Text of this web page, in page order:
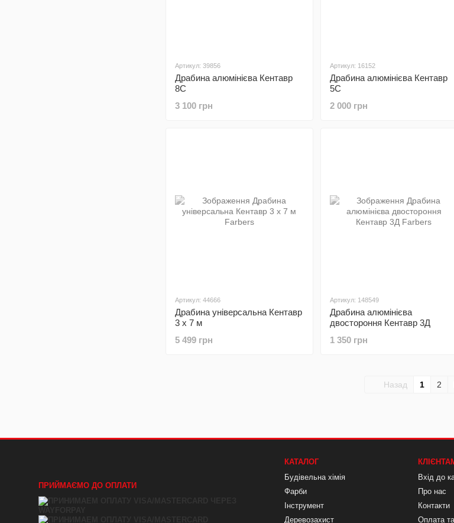
Артикул: 39856
Драбина алюмінієва Кентавр
8С
3 100 грн
Артикул: 16152
Драбина алюмінієва Кентавр
5С
2 000 грн
Артикул: 44666
Драбина універсальна Кентавр
3 х 7 м
5 499 грн
Артикул: 148549
Драбина алюмінієва
двостороння Кентавр 3Д
1 350 грн
Назад 1 2
ПРИЙМАЄМО ДО ОПЛАТИ
КАТАЛОГ
Будівельна хімія
Фарби
Інструмент
Деревозахист
Вхід до
Про нас
Контакти
Оплата